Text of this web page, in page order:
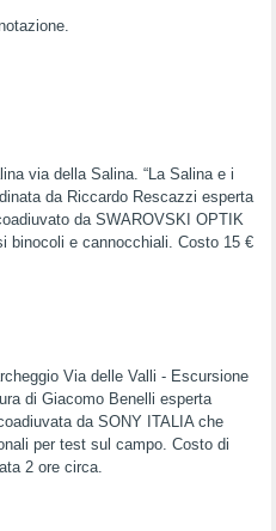
via della Salina. “La Salina e i
da Riccardo Rescazzi esperta
da SWAROVSKI OPTIK
binocoli e cannocchiali. Costo 15 €
Via delle Valli - Escursione
di Giacomo Benelli esperta
da SONY ITALIA che
per test sul campo. Costo di
2 ore circa.